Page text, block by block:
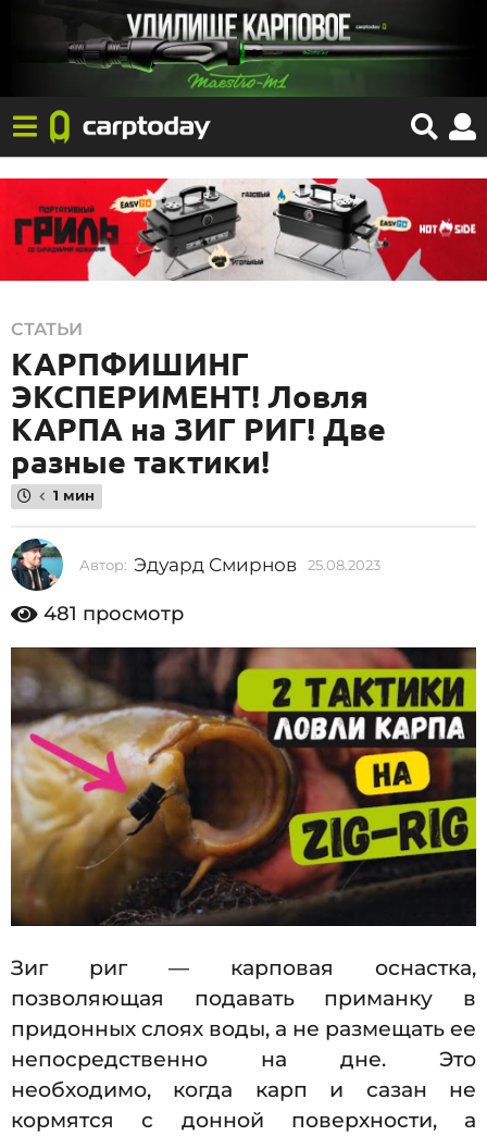
2
5
.
0
.
2
0
2
3
5
0
8
.
2
0
2
3
СТАТЬИ
КАРПФИШИНГ
ЭКСПЕРИМЕНТ! Ловля
КАРПА на ЗИГ РИГ! Две
разные тактики!
1 мин
Автор: Эдуард Смирнов 25.08.2023
8
.
2
0
2
3
481 просмотр
Зиг риг — карповая оснастка,
позволяющая подавать приманку в
придонных слоях воды, а не размещать ее
непосредственно на дне. Это
необходимо, когда карп и сазан не
кормятся с донной поверхности, а